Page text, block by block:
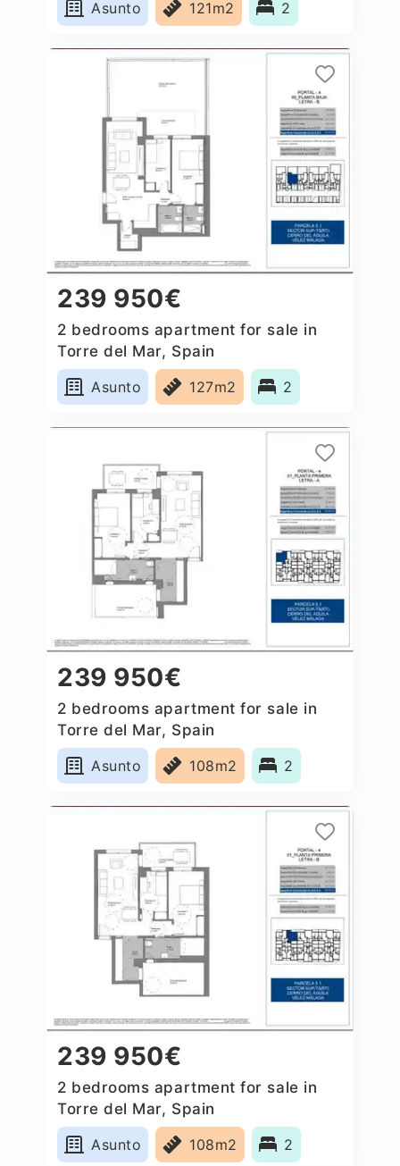
Asunto 121m2 2
239 950€
2 bedrooms apartment for sale in
Torre del Mar, Spain
Asunto
127m2 2
239 950€
2 bedrooms apartment for sale in
Torre del Mar, Spain
Asunto
108m2 2
239 950€
2 bedrooms apartment for sale in
Torre del Mar, Spain
Asunto
108m2 2